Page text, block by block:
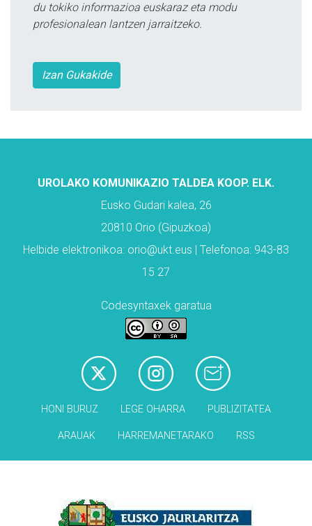
du tokiko informazioa euskaraz eta modu
profesionalean lantzen jarraitzeko.
Izan Gukakide
UROLAKO KOMUNIKAZIO TALDEA KOOP. ELK.
Eusko Gudari kalea, 26
20810 Orio (Gipuzkoa)
Helbide elektronikoa: orio@ukt.eus | Telefonoa: 943-83
15 27
Codesyntaxek garatua
HONI BURUZ LEGE OHARRA PUBLIZITATEA
ARAUAK HARREMANETARAKO RSS